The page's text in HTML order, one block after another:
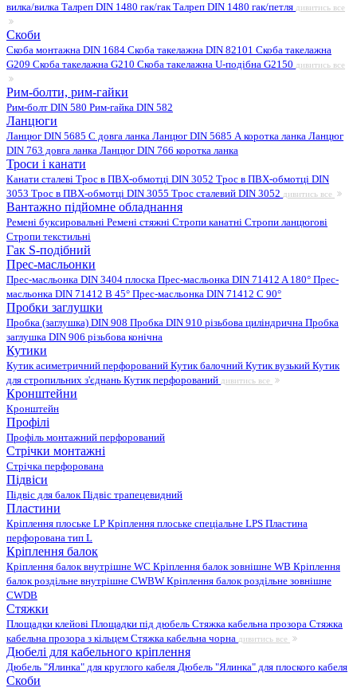
вилка/вилка Талреп DIN 1480 гак/гакТалреп DIN 1480 гак/петля дивитись все
Скоби
Скоба монтажна DIN 1684 Скоба такелажна DIN 82101 Скоба такелажна
G209 Скоба такелажна G210 Скоба такелажна U-подібна G2150 дивитись все
Рим-болти, рим-гайки
Рим-болт DIN 580 Рим-гайка DIN 582
Ланцюги
Ланцюг DIN 5685 C довга ланка Ланцюг DIN 5685 А коротка ланка Ланцюг
DIN 763 довга ланка Ланцюг DIN 766 коротка ланка
Троси і канати
Канати сталеві Трос в ПВХ-обмотці DIN 3052 Трос в ПВХ-обмотці DIN
3053 Трос в ПВХ-обмотці DIN 3055 Трос сталевий DIN 3052 дивитись все
Вантажно підйомне обладнання
Ремені буксировальні Ремені стяжні Стропи канатні Стропи ланцюгові
Стропи текстильні
Гак S-подібний
Прес-масльонки
Прес-масльонка DIN 3404 плоска Прес-масльонка DIN 71412 A 180° Прес-
масльонка DIN 71412 B 45° Прес-масльонка DIN 71412 C 90°
Пробки заглушки
Пробка (заглушка) DIN 908 Пробка DIN 910 різьбова циліндрична Пробка
заглушка DIN 906 різьбова конічна
Кутики
Кутик асиметричний перфорований Кутик балочний Кутик вузький Кутик
для стропильних з'єднань Кутик перфорований дивитись все
Кронштейни
Кронштейн
Профілі
Профіль монтажний перфорований
Стрічки монтажні
Стрічка перфорована
Підвіси
Підвіс для балокПідвіс трапецевидний
Пластини
Кріплення плоське LP Кріплення плоське спеціальне LPS Пластина
перфорована тип L
Кріплення балок
Кріплення балок внутрішне WC Кріплення балок зовнішне WB Кріплення
балок роздільне внутрішне CWBW Кріплення балок роздільне зовнішне
CWDB
Стяжки
Площадки клейові Площадки під дюбель Стяжка кабельна прозора Стяжка
кабельна прозора з кільцем Стяжка кабельна чорна дивитись все
Дюбелі для кабельного кріплення
Дюбель "Ялинка" для круглого кабеля Дюбель "Ялинка" для плоского кабеля
Скоби